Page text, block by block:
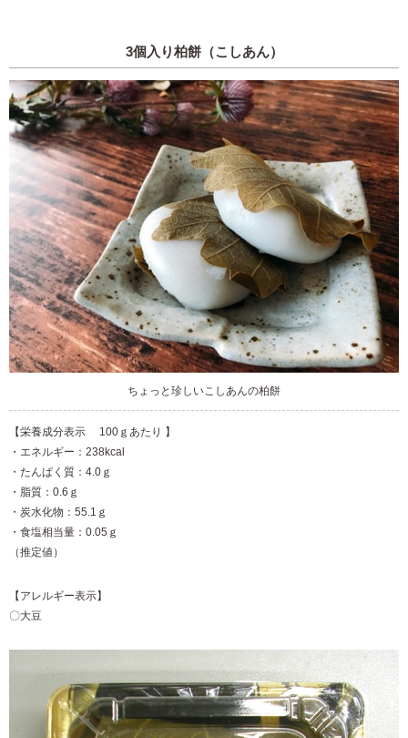
3個入り柏餅（こしあん）
ちょっと珍しいこしあんの柏餅
【栄養成分表示 100ｇあたり 】
・エネルギー：238kcal
・たんぱく質：4.0ｇ
・脂質：0.6ｇ
・炭水化物：55.1ｇ
・食塩相当量：0.05ｇ
（推定値）
【アレルギー表示】
〇大豆